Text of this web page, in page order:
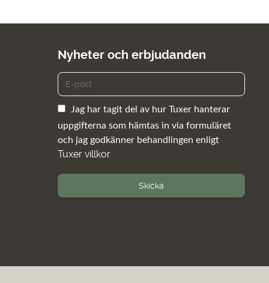
Nyheter och erbjudanden
Jag har tagit del av hur Tuxer hanterar
uppgifterna som hämtas in via formuläret
och jag godkänner behandlingen enligt
Tuxer villkor
Skicka